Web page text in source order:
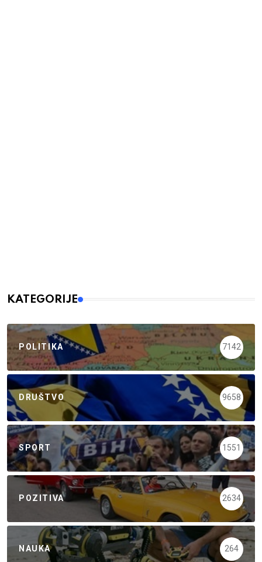
KATEGORIJE
POLITIKA 7142
DRUŠTVO 9658
SPORT 1551
POZITIVA 2634
NAUKA 264